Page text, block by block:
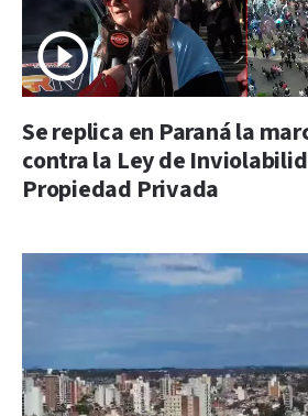
Se replica en Paraná la
contra la Ley de
Propiedad Privada